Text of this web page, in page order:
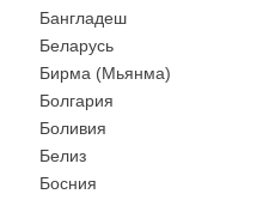
Бангладеш
Беларусь
Бирма (Мьянма)
Болгария
Боливия
Белиз
Босния